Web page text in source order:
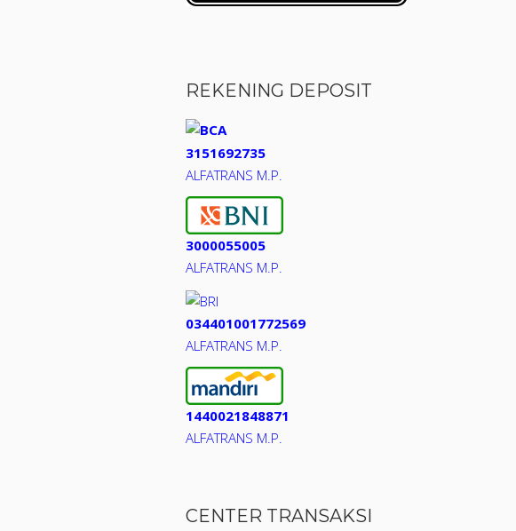
REKENING DEPOSIT
3151692735
ALFATRANS M.P.
3000055005
ALFATRANS M.P.
034401001772569
ALFATRANS M.P.
1440021848871
ALFATRANS M.P.
CENTER TRANSAKSI